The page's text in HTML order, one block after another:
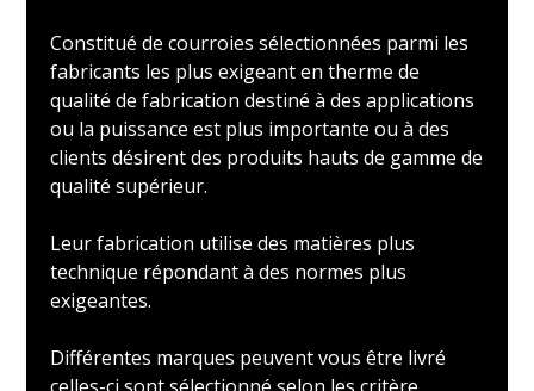
Constitué de courroies sélectionnées parmi les
fabricants les plus exigeant en therme de
qualité de fabrication destiné à des applications
ou la puissance est plus importante ou à des
clients désirent des produits hauts de gamme de
qualité supérieur.
Leur fabrication utilise des matières plus
technique répondant à des normes plus
exigeantes.
Différentes marques peuvent vous être livré